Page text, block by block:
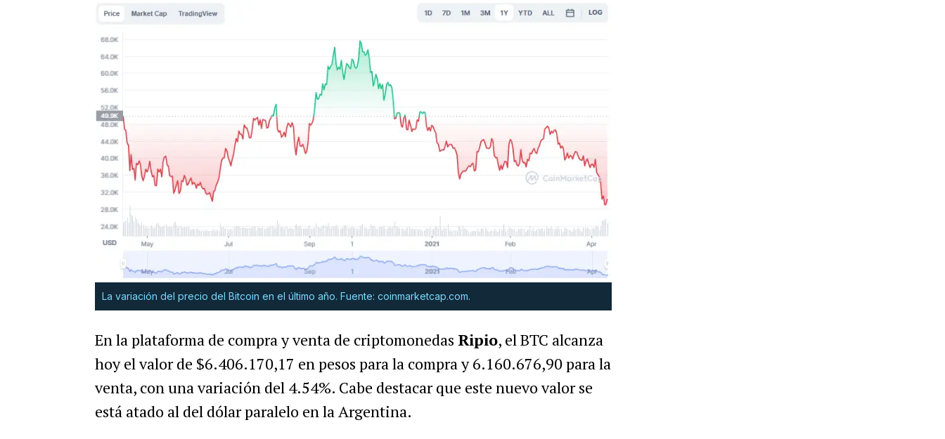
La variación del precio del Bitcoin en el último año. Fuente: coinmarketcap.com.
En la plataforma de compra y venta de criptomonedas Ripio, el BTC alcanza
hoy el valor de $6.406.170,17 en pesos para la compra y 6.160.676,90 para la
venta, con una variación del 4.54%. Cabe destacar que este nuevo valor se
está atado al del dólar paralelo en la Argentina.